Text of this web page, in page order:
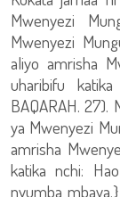
Mwenyezi
Mwenyezi
aliyo amrisha
uharibifu
BAQARAH. 27).
ya Mwenyezi
amrisha
katika nchi:
nyumba